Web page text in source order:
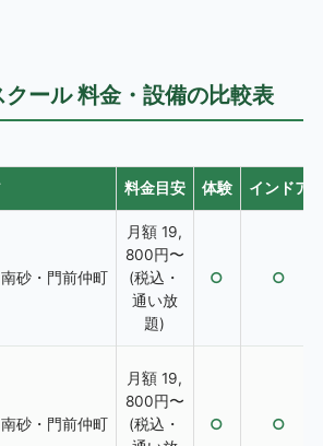
ール 料金・設備の比較表
料金目安 体験 インドア
砂・門前仲町
月額 19,
800円〜
(税込・
通い放
題)
○ ○
砂・門前仲町
月額 19,
800円〜
(税込・
○ ○